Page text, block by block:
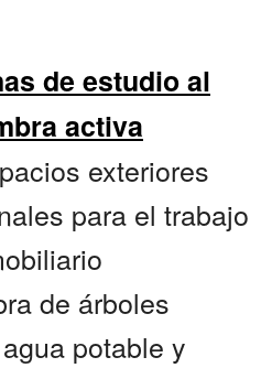
de estudio al
activa
exteriores
para el trabajo
de árboles
potable y